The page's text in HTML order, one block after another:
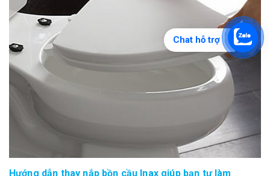
Hướng dẫn thay nắp bồn cầu Inax giúp bạn tự làm
Chat hỗ trợ